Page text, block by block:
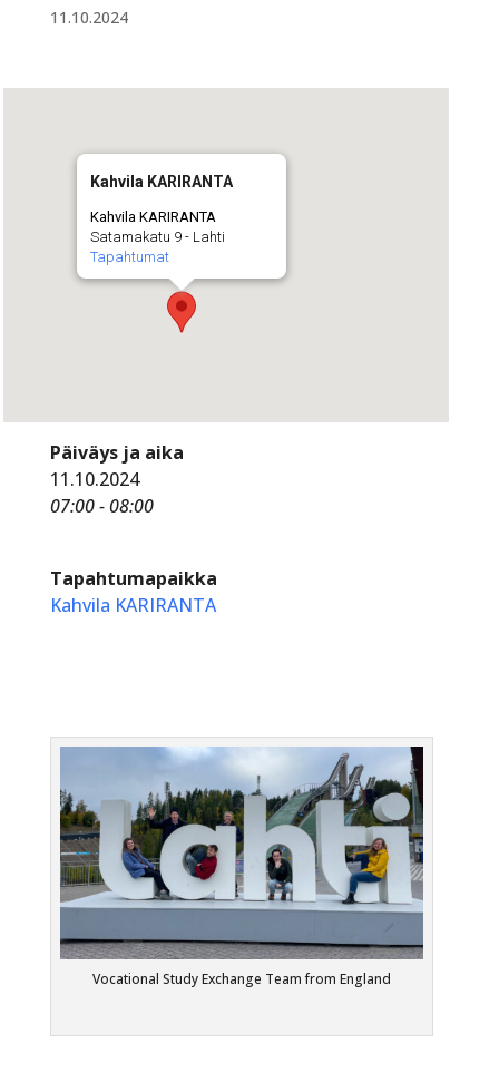
11.10.2024
Kahvila KARIRANTA
Kahvila KARIRANTA
Satamakatu 9 - Lahti
Tapahtumat
Päiväys ja aika
11.10.2024
07:00 - 08:00
Tapahtumapaikka
Kahvila KARIRANTA
Vocational Study Exchange Team from England